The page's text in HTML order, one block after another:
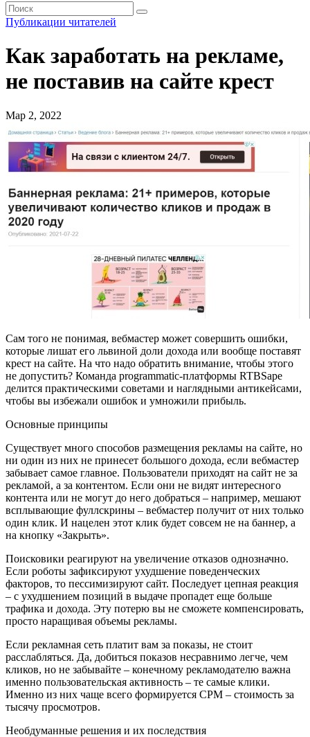
Публикации читателей
Как заработать на рекламе,
не поставив на сайте крест
Мар 2, 2022
Сам того не понимая, вебмастер может совершить ошибки,
которые лишат его львиной доли дохода или вообще поставят
крест на сайте. На что надо обратить внимание, чтобы этого
не допустить? Команда programmatic-платформы RTBSape
делится практическими советами и наглядными антикейсами,
чтобы вы избежали ошибок и умножили прибыль.
Основные принципы
Существует много способов размещения рекламы на сайте, но
ни один из них не принесет большого дохода, если вебмастер
забывает самое главное. Пользователи приходят на сайт не за
рекламой, а за контентом. Если они не видят интересного
контента или не могут до него добраться – например, мешают
всплывающие фуллскрины – вебмастер получит от них только
один клик. И нацелен этот клик будет совсем не на баннер, а
на кнопку «Закрыть».
Поисковики реагируют на увеличение отказов однозначно.
Если роботы зафиксируют ухудшение поведенческих
факторов, то пессимизируют сайт. Последует цепная реакция
– с ухудшением позиций в выдаче пропадет еще больше
трафика и дохода. Эту потерю вы не сможете компенсировать,
просто наращивая объемы рекламы.
Если рекламная сеть платит вам за показы, не стоит
расслабляться. Да, добиться показов несравнимо легче, чем
кликов, но не забывайте – конечному рекламодателю важна
именно пользовательская активность – те самые клики.
Именно из них чаще всего формируется CPM – стоимость за
тысячу просмотров.
Необдуманные решения и их последствия